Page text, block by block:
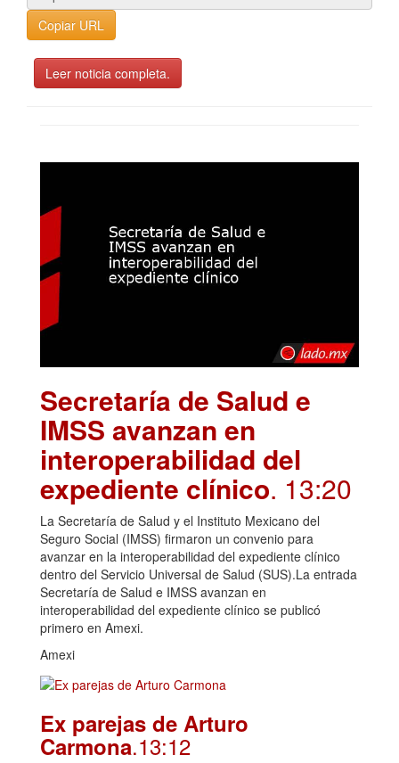
Copiar URL
Leer noticia completa.
Secretaría de Salud e
IMSS avanzan en
interoperabilidad del
expediente clínico. 13:20
La Secretaría de Salud y el Instituto Mexicano del
Seguro Social (IMSS) firmaron un convenio para
avanzar en la interoperabilidad del expediente clínico
dentro del Servicio Universal de Salud (SUS).La entrada
Secretaría de Salud e IMSS avanzan en
interoperabilidad del expediente clínico se publicó
primero en Amexi.
Amexi
Ex parejas de Arturo
Carmona.13:12